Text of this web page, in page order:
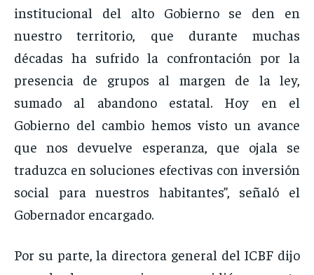
institucional del alto Gobierno se den en
nuestro territorio, que durante muchas
décadas ha sufrido la confrontación por la
presencia de grupos al margen de la ley,
sumado al abandono estatal. Hoy en el
Gobierno del cambio hemos visto un avance
que nos devuelve esperanza, que ojala se
traduzca en soluciones efectivas con inversión
social para nuestros habitantes”, señaló el
Gobernador encargado.
Por su parte, la directora general del ICBF dijo